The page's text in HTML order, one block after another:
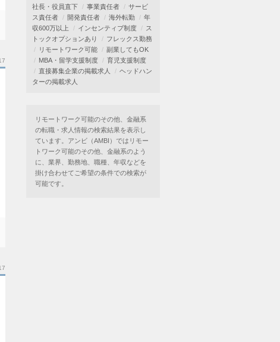
社長・役員直下
事業責任者
サービ
ス責任者
開発責任者 海外転勤
年
収600万以上
インセンティブ制度
ス
トックオプションあり
フレックス勤務
リモートワーク可能
副業してもOK
MBA・留学支援制度
育児支援制度
直接募集企業の掲載求人
ヘッドハン
ターの掲載求人
リモートワーク可能のその他、金融系
の転職・求人情報の検索結果を表示し
ています。アンビ（AMBI）ではリモー
トワーク可能のその他、金融系のよう
に、業界、勤務地、職種、年収などを
掛け合わせてご希望の条件での検索が
可能です。